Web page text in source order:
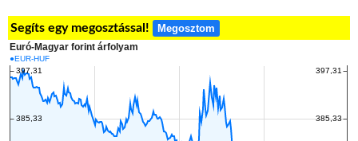
Segíts egy megosztással! Megosztom